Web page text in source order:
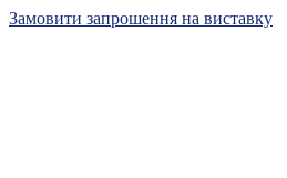
Замовити запрошення на виставку